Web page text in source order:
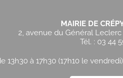
MAIRIE DE
2, avenue du Général
Tél. : 03 44
13h30 à 17h30 (17h10 le